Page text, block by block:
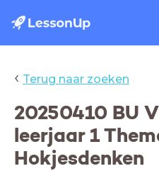
‹ Terug naar zoeken
20250410 BU
leerjaar 1
Hokjesdenken